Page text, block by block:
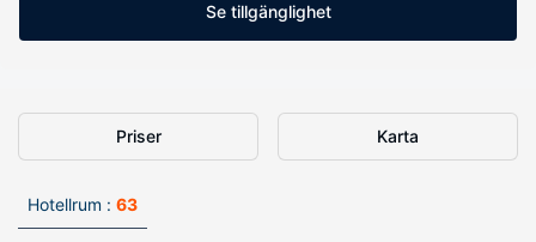
Se tillgänglighet
Priser Karta
Hotellrum : 63